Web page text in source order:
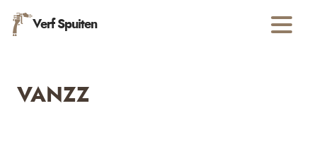
Verf Spuiten
VANZZ